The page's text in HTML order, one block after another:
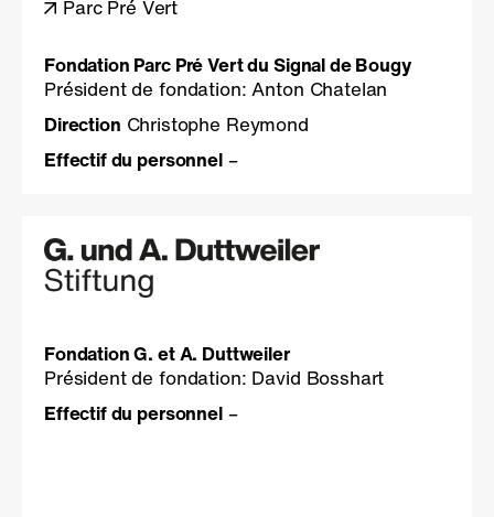
Parc Pré Vert
Fondation Parc Pré Vert du Signal de Bougy
Président de fondation: Anton Chatelan
Direction Christophe Reymond
Effectif du personnel–
Fondation G. et A. Duttweiler
Président de fondation: David Bosshart
Effectif du personnel–